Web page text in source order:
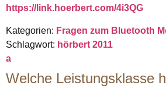
https://link.hoerbert.com/4i3QG
Kategorien: Fragen zum Bluetooth
Schlagwort: hörbert 2011
a
Welche Leistungsklasse